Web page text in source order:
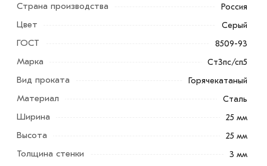
Страна производства Россия
Цвет Серый
ГОСТ 8509-93
Марка Ст3пс/сп5
Вид проката Горячекатаный
Материал Сталь
Ширина 25 мм
Высота 25 мм
Толщина стенки 3 мм